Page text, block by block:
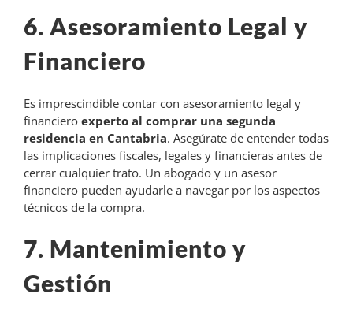
6. Asesoramiento Legal y
Financiero
Es imprescindible contar con asesoramiento legal y
financiero experto al comprar una segunda
residencia en Cantabria. Asegúrate de entender todas
las implicaciones fiscales, legales y financieras antes de
cerrar cualquier trato. Un abogado y un asesor
financiero pueden ayudarle a navegar por los aspectos
técnicos de la compra.
7. Mantenimiento y
Gestión